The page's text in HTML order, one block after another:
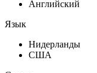
Английский
Язык
Нидерланды
США